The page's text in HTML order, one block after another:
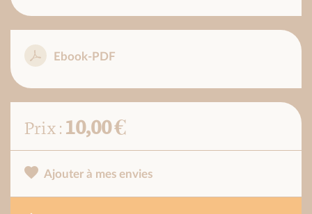
Ebook-PDF
Prix :10,00 €
Ajouter à mes envies